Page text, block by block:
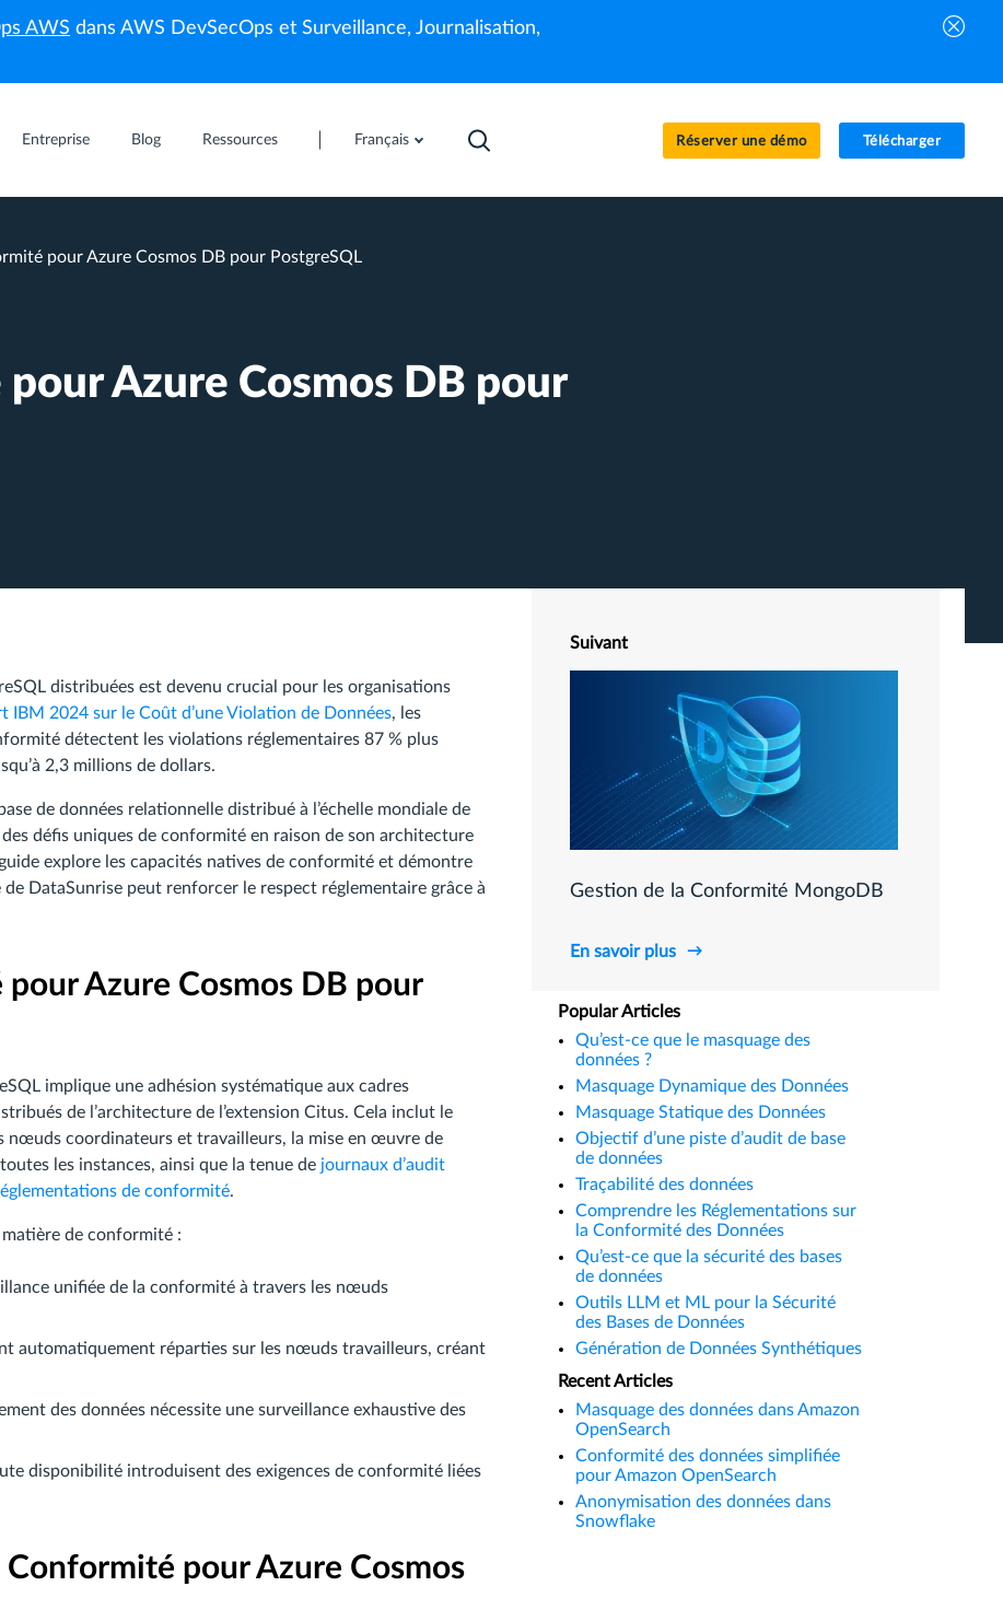
AWS dans AWS DevSecOps et Surveillance, Journalisation,
Entreprise Blog Ressources Français Réserver une démo Télécharger
pour Azure Cosmos DB pour PostgreSQL
Azure Cosmos DB pour
distribuées est devenu crucial pour les organisations
IBM 2024 sur le Coût d’une Violation de Données, les
détectent les violations réglementaires 87 % plus
2,3 millions de dollars.
de données relationnelle distribué à l’échelle mondiale de
des défis uniques de conformité en raison de son architecture
explore les capacités natives de conformité et démontre
DataSunrise peut renforcer le respect réglementaire grâce à
Azure Cosmos DB pour
implique une adhésion systématique aux cadres
de l’architecture de l’extension Citus. Cela inclut le
nœuds coordinateurs et travailleurs, la mise en œuvre de
les instances, ainsi que la tenue de journaux d’audit
de conformité.
de conformité :
unifiée de la conformité à travers les nœuds
automatiquement réparties sur les nœuds travailleurs, créant
des données nécessite une surveillance exhaustive des
disponibilité introduisent des exigences de conformité liées
pour Azure Cosmos
Suivant
Gestion de la Conformité MongoDB
En savoir plus
Popular Articles
Qu’est-ce que le masquage des
données ?
Masquage Dynamique des Données
Masquage Statique des Données
Objectif d’une piste d’audit de base
de données
Traçabilité des données
Comprendre les Réglementations sur
la Conformité des Données
Qu’est-ce que la sécurité des bases
de données
Outils LLM et ML pour la Sécurité
des Bases de Données
Génération de Données Synthétiques
Recent Articles
Masquage des données dans Amazon
OpenSearch
Conformité des données simplifiée
pour Amazon OpenSearch
Anonymisation des données dans
Snowflake